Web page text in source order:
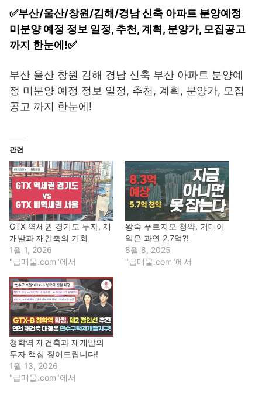
✅부산/울산/창원/김해/경남 신축 아파트 분양예정
미분양 예정 정보 일정, 추천, 계획, 분양가, 모집공고
까지 한눈에!✅
부산 울산 창원 김해 경남 신축 부산 아파트 분양예
정 미분양 예정 정보 일정, 추천, 계획, 분양가, 모집
공고 까지 한눈에!
관련
GTX 역세권 경기도 투자, 재
개발과 재건축의 기회
1월 1, 2026
"급매물.com"에서
왕숙 푸르지오 청약, 기대이
익은 과연 2.7억?!
8월 8, 2025
"급매물.com"에서
청학역 재건축과 재개발의
투자 핵심 짚어드립니다!
1월 13, 2026
"급매물.com"에서